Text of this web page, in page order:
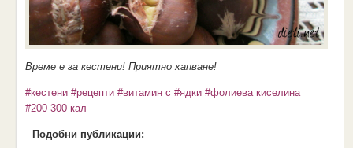
Време е за кестени! Приятно хапване!
#кестени #рецепти #витамин с #ядки #фолиева киселина
#200-300 кал
Подобни публикации: